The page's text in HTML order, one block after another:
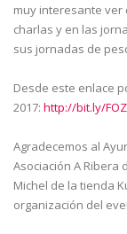
muy interesante ver
charlas y en las
sus jornadas de
Desde este enlace
2017: http://bit.ly/
Agradecemos al
Asociación A Ribera
Michel de la tienda
organización del